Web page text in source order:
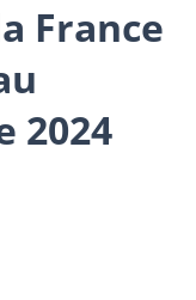
France
2024